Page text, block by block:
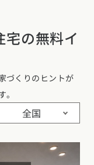
宅の無料イ
づくりのヒントが
全国